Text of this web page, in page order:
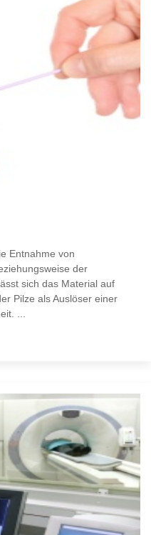
Entnahme von
der
sich das Material auf
Pilze als Auslöser einer
...